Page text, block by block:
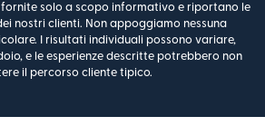
fornite solo a scopo informativo e riportano le
nostri clienti. Non appoggiamo nessuna
I risultati individuali possono variare,
e le esperienze descritte potrebbero non
il percorso cliente tipico.